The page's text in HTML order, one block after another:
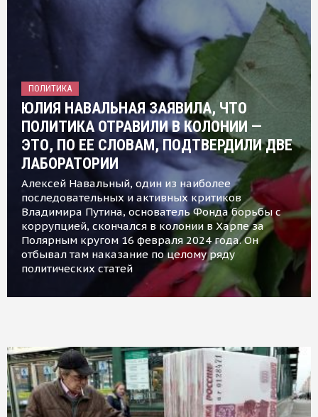
ПОЛИТИКА
ЮЛИЯ НАВАЛЬНАЯ ЗАЯВИЛА, ЧТО
ПОЛИТИКА ОТРАВИЛИ В КОЛОНИИ —
ЭТО, ПО ЕЕ СЛОВАМ, ПОДТВЕРДИЛИ ДВЕ
ЛАБОРАТОРИИ
Алексей Навальный, один из наиболее
последовательных и активных критиков
Владимира Путина, основатель Фонда борьбы с
коррупцией, скончался в колонии в Харпе за
Полярным кругом 16 февраля 2024 года. Он
отбывал там наказание по целому ряду
политических статей